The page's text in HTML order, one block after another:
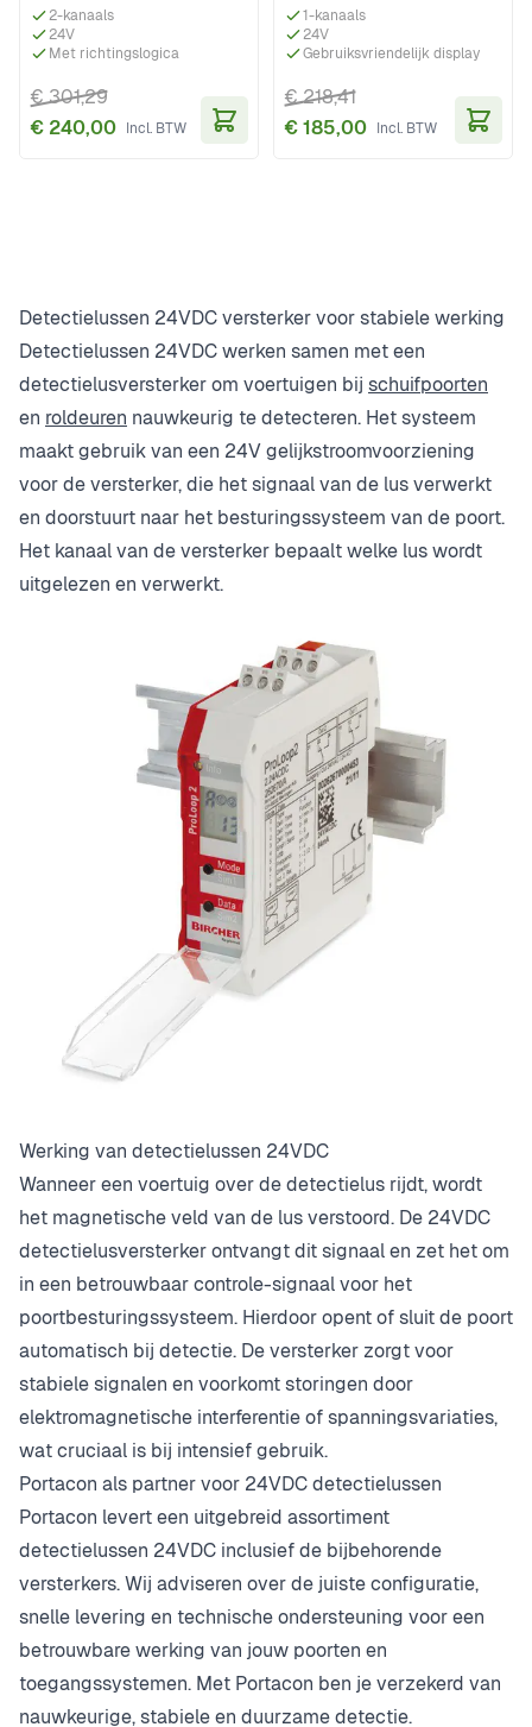
2-kanaals
24V
Met richtingslogica
€ 240,00
€ 301,29
1-kanaals
24V
Gebruiksvriendelijk display
€ 185,00
€ 218,41
Detectielussen 24VDC versterker voor stabiele werking
Detectielussen 24VDC werken samen met een
detectielusversterker om voertuigen bij schuifpoorten
en roldeuren nauwkeurig te detecteren. Het systeem
maakt gebruik van een 24V gelijkstroomvoorziening
voor de versterker, die het signaal van de lus verwerkt
en doorstuurt naar het besturingssysteem van de poort.
Het kanaal van de versterker bepaalt welke lus wordt
uitgelezen en verwerkt.
Werking van detectielussen 24VDC
Wanneer een voertuig over de detectielus rijdt, wordt
het magnetische veld van de lus verstoord. De 24VDC
detectielusversterker ontvangt dit signaal en zet het om
in een betrouwbaar controle-signaal voor het
poortbesturingssysteem. Hierdoor opent of sluit de poort
automatisch bij detectie. De versterker zorgt voor
stabiele signalen en voorkomt storingen door
elektromagnetische interferentie of spanningsvariaties,
wat cruciaal is bij intensief gebruik.
Portacon als partner voor 24VDC detectielussen
Portacon levert een uitgebreid assortiment
detectielussen 24VDC inclusief de bijbehorende
versterkers. Wij adviseren over de juiste configuratie,
snelle levering en technische ondersteuning voor een
betrouwbare werking van jouw poorten en
toegangssystemen. Met Portacon ben je verzekerd van
nauwkeurige, stabiele en duurzame detectie.